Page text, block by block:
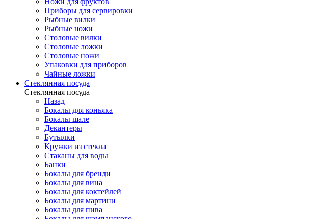
Приборы для сервировки
Рыбные вилки
Рыбные ножи
Столовые вилки
Столовые ложки
Столовые ножи
Упаковки для приборов
Чайные ложки
Стеклянная посуда
Стеклянная посуда
Назад
Бокалы для коньяка
Бокалы шале
Декантеры
Бутылки
Кружки из стекла
Стаканы для воды
Банки
Бокалы для бренди
Бокалы для вина
Бокалы для коктейлей
Бокалы для мартини
Бокалы для пива